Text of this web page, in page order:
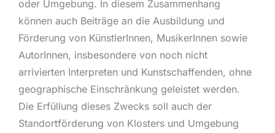
oder Umgebung. In diesem Zusammenhang
können auch Beiträge an die Ausbildung und
Förderung von KünstlerInnen, MusikerInnen sowie
AutorInnen, insbesondere von noch nicht
arrivierten Interpreten und Kunstschaffenden, ohne
geographische Einschränkung geleistet werden.
Die Erfüllung dieses Zwecks soll auch der
Standortförderung von Klosters und Umgebung